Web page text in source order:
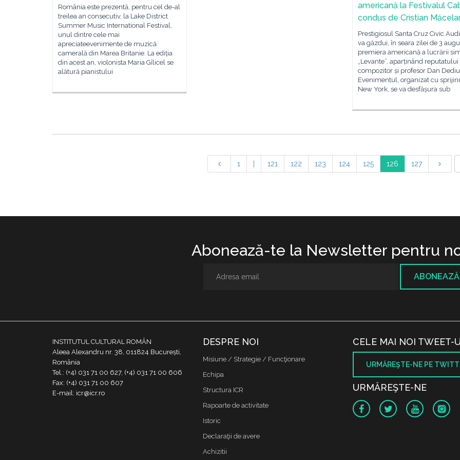
România este prezentă, pentru cel de-al
treilea an consecutiv, la Lake District
Summer Music International Festival,
unul dintre cele mai
apreciateevenimente de muzică
camerală din Marea Britanie. La ediția
din acest an, violonista Maria Gîlicel se
alătură pianistului
americană la Festivalul
condus de Cristian
Prestigiosul Santa Cruz Civic
va găzdui, în seara zilei de 3
premiera americană a lucrării
„Levante”, aparținând reputatului
compozitor și profesor Dan Dediu.
Evenimentul, organizat cu
New York, se va desfășura sub
1 121 122 123 124 125 126 127
Abonează-te la Newsletter pentru
INSTITUTUL CULTURAL ROMÂN
Aleea Alexandru nr. 38, 011824 București,
România
Tel.: (+4) 031 71 00 627, (+4) 031 71 00 606
Fax: (+4) 031 71 00 607
E-mail: icr@icr.ro
DESPRE NOI
Misiune / Strategie / Funcţionare
Echipa
Structura ICR
Rapoarte de activitate
Istoric
Declaraţii de avere
Achizitii
CELE MAI NOI TWEET-
URMĂREŞTE-NE PE
URMĂREŞTE-NE